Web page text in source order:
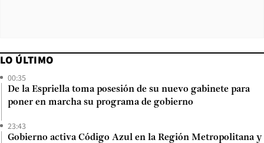
LO ÚLTIMO
00:35
De la Espriella toma posesión de su nuevo gabinete para
poner en marcha su programa de gobierno
23:43
Gobierno activa Código Azul en la Región Metropolitana y